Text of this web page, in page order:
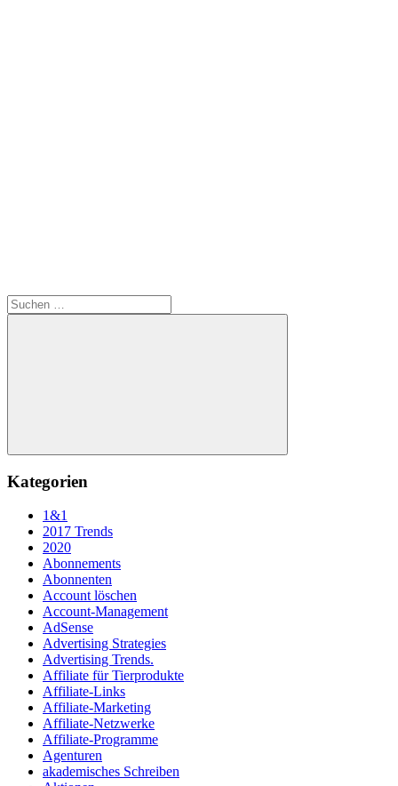
Suchen
nach:
Suchen
Kategorien
1&1
2017 Trends
2020
Abonnements
Abonnenten
Account löschen
Account-Management
AdSense
Advertising Strategies
Advertising Trends.
Affiliate für Tierprodukte
Affiliate-Links
Affiliate-Marketing
Affiliate-Netzwerke
Affiliate-Programme
Agenturen
akademisches Schreiben